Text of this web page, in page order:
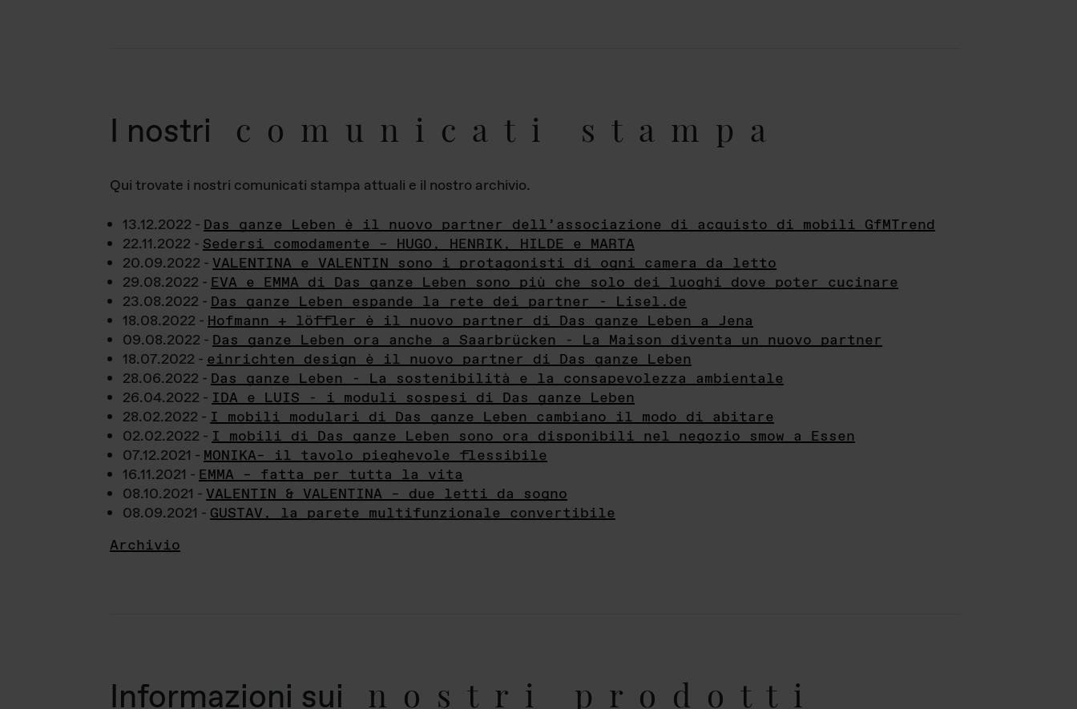
I nostri comunicati stampa
Qui trovate i nostri comunicati stampa attuali e il nostro archivio.
13.12.2022 - Das ganze Leben è il nuovo partner dell’associazione di acquisto di mobili GfMTrend
22.11.2022 - Sedersi comodamente – HUGO, HENRIK, HILDE e MARTA
20.09.2022 - VALENTINA e VALENTIN sono i protagonisti di ogni camera da letto
29.08.2022 - EVA e EMMA di Das ganze Leben sono più che solo dei luoghi dove poter cucinare
23.08.2022 - Das ganze Leben espande la rete dei partner - Lisel.de
18.08.2022 - Hofmann + löffler è il nuovo partner di Das ganze Leben a Jena
09.08.2022 - Das ganze Leben ora anche a Saarbrücken - La Maison diventa un nuovo partner
18.07.2022 - einrichten design è il nuovo partner di Das ganze Leben
28.06.2022 - Das ganze Leben - La sostenibilità e la consapevolezza ambientale
26.04.2022 - IDA e LUIS - i moduli sospesi di Das ganze Leben
28.02.2022 - I mobili modulari di Das ganze Leben cambiano il modo di abitare
02.02.2022 - I mobili di Das ganze Leben sono ora disponibili nel negozio smow a Essen
07.12.2021 - MONIKA– il tavolo pieghevole flessibile
16.11.2021 - EMMA – fatta per tutta la vita
08.10.2021 - VALENTIN & VALENTINA – due letti da sogno
08.09.2021 - GUSTAV, la parete multifunzionale convertibile
Archivio
Informazioni sui nostri prodotti